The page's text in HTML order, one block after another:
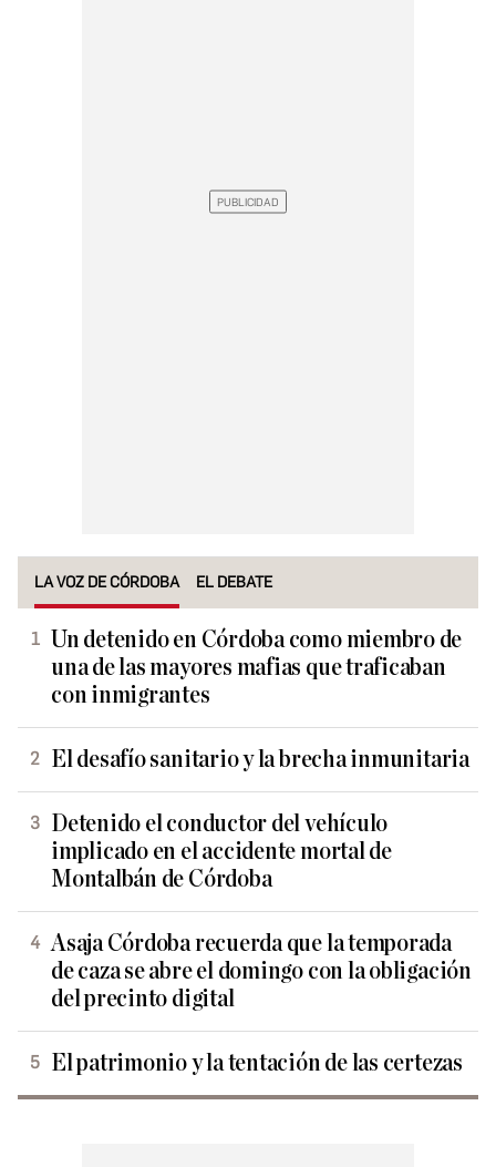
LA VOZ DE CÓRDOBA EL DEBATE
Un detenido en Córdoba como miembro de
una de las mayores mafias que traficaban
con inmigrantes
El desafío sanitario y la brecha inmunitaria
Detenido el conductor del vehículo
implicado en el accidente mortal de
Montalbán de Córdoba
Asaja Córdoba recuerda que la temporada
de caza se abre el domingo con la obligación
del precinto digital
El patrimonio y la tentación de las certezas